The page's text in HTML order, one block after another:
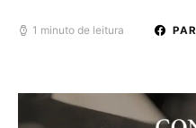
1 minuto de leitura